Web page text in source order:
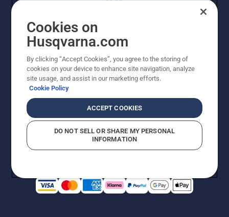
viste priser er vejledende udsalgspriser. Der tages
forbehold for stave- og trykfejl samt prisændringer. Vi
stræber efter at have så nøjagtige oplysningerne på
dette websted som muligt. Alle anførte priser er
vejledende udsalgspriser (inkl. moms), medmindre
Bekendtgørelse vedr. beskyttelse af personlige oplysninger
Rapporter formodede overtrædelser
Cookies on
Husqvarna.com
By clicking “Accept Cookies”, you agree to the storing of
cookies on your device to enhance site navigation, analyze
site usage, and assist in our marketing efforts.
Cookie Policy
ACCEPT COOKIES
DO NOT SELL OR SHARE MY PERSONAL
INFORMATION